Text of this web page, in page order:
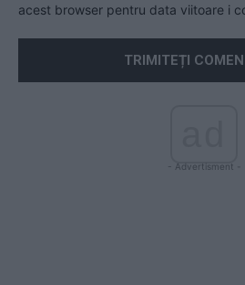
acest browser pentru data viitoare i
- Advertisment -